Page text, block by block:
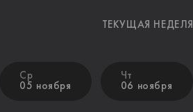
ТЕКУЩАЯ НЕДЕЛЯ
Ср
05 ноября
Чт
06 ноября